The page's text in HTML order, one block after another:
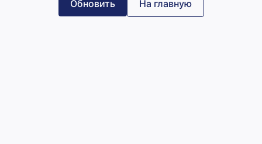
Обновить На главную